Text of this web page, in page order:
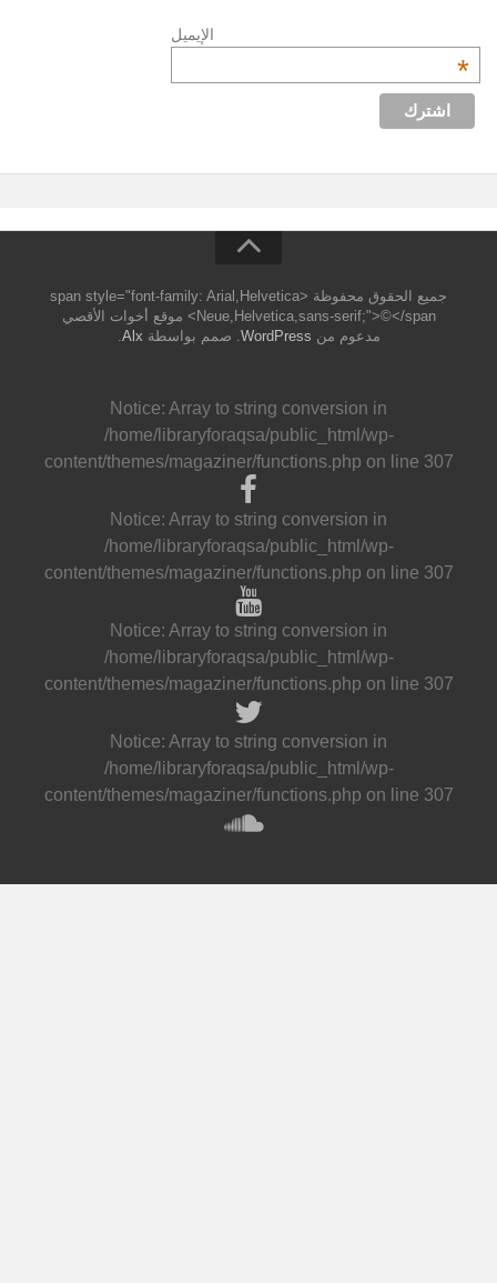
الإيميل
*
جميع الحقوق محفوظة <span style="font-family: Arial,Helvetica
Neue,Helvetica,sans-serif;">©</span> موقع أخوات الأقصي
مدعوم من WordPress . صمم بواسطة Alx
Notice: Array to string conversion in
/home/libraryforaqsa/public_html/wp-
content/themes/magaziner/functions.php on line 307
Notice: Array to string conversion in
/home/libraryforaqsa/public_html/wp-
content/themes/magaziner/functions.php on line 307
Notice: Array to string conversion in
/home/libraryforaqsa/public_html/wp-
content/themes/magaziner/functions.php on line 307
Notice: Array to string conversion in
/home/libraryforaqsa/public_html/wp-
content/themes/magaziner/functions.php on line 307